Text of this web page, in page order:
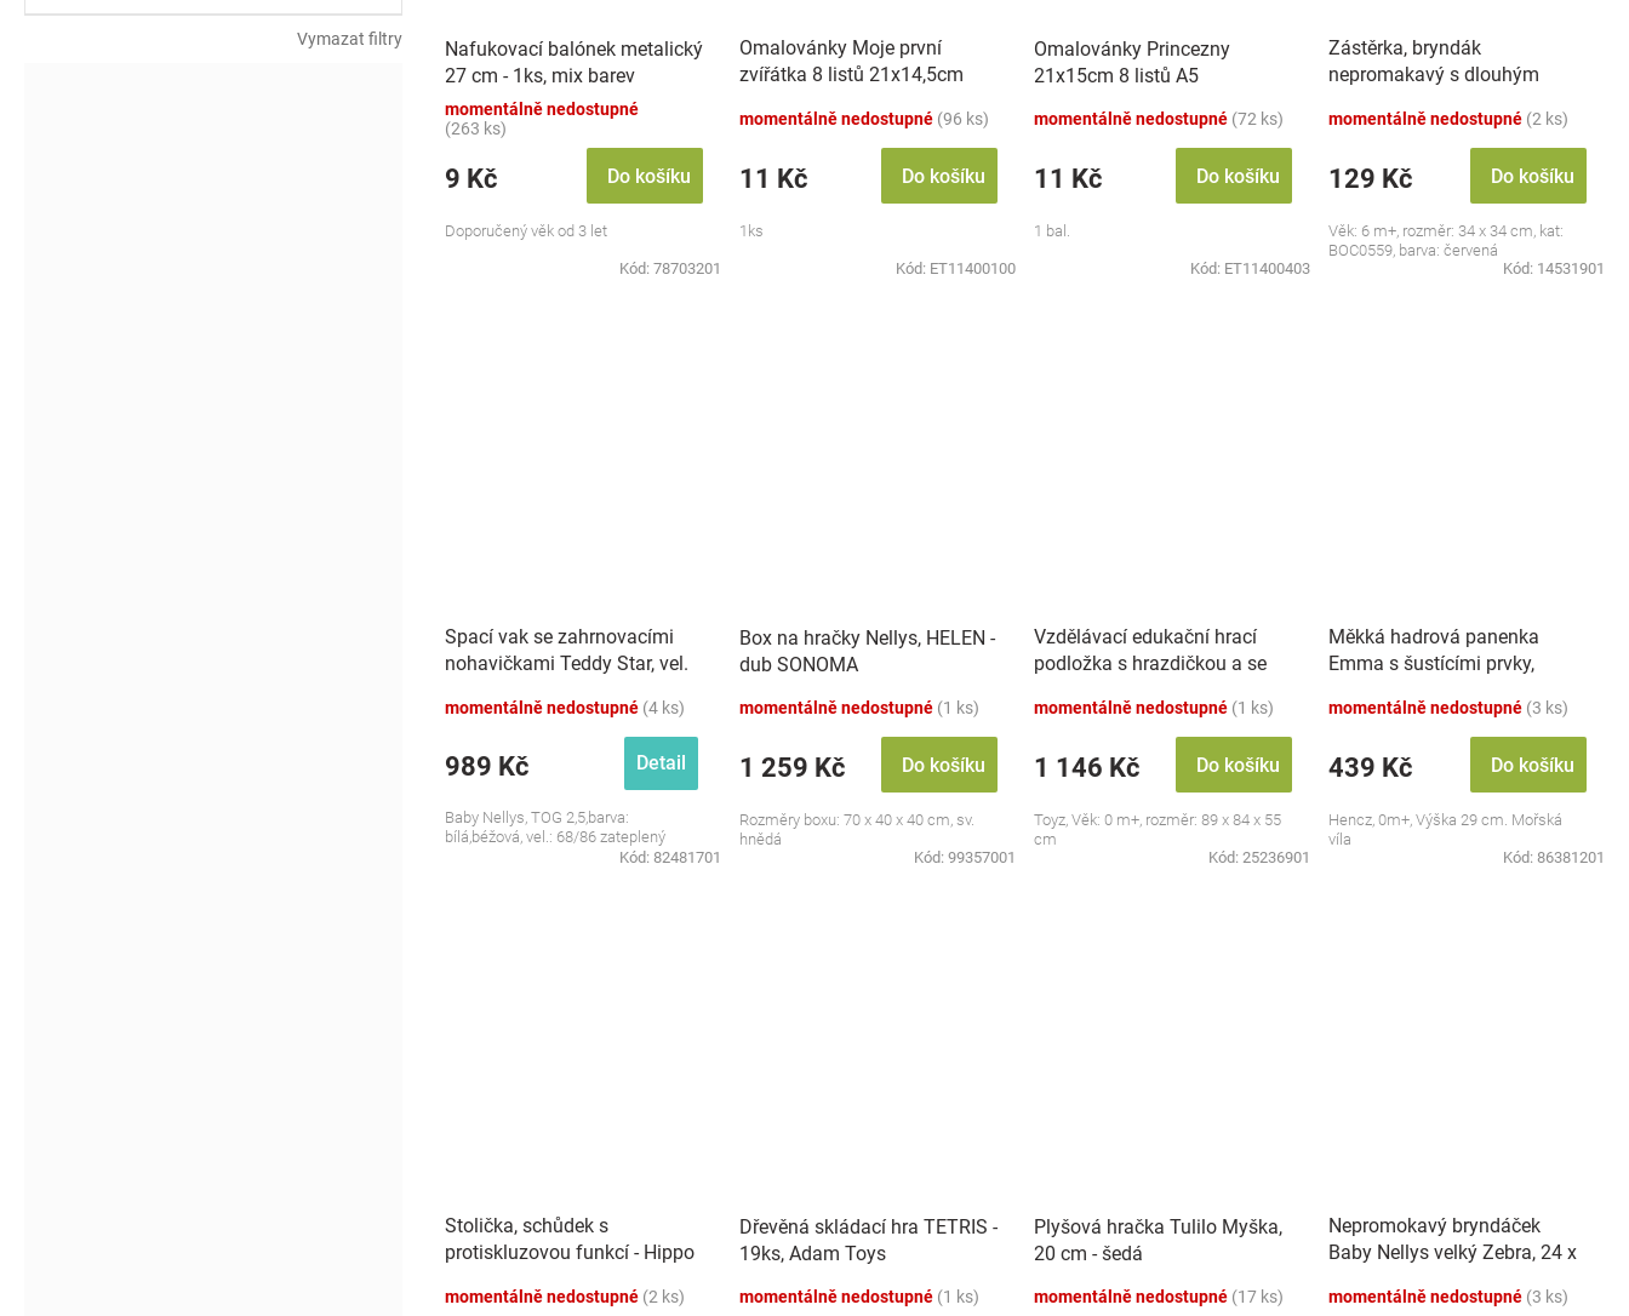
Vymazat filtry
Nafukovací balónek metalický
27 cm - 1ks, mix barev
momentálně nedostupné
(263 ks)
9 Kč Do košíku
Doporučený věk od 3 let
Kód: 78703201
Omalovánky Moje první
zvířátka 8 listů 21x14,5cm
momentálně nedostupné (96 ks)
11 Kč Do košíku
1ks
Kód: ET11400100
Omalovánky Princezny
21x15cm 8 listů A5
momentálně nedostupné (72 ks)
11 Kč Do košíku
1 bal.
Kód: ET11400403
Zástěrka, bryndák
nepromakavý s dlouhým
momentálně nedostupné (2 ks)
129 Kč Do košíku
Věk: 6 m+, rozměr: 34 x 34 cm, kat:
BOC0559, barva: červená
Kód: 14531901
Spací vak se zahrnovacími
nohavičkami Teddy Star, vel.
momentálně nedostupné (4 ks)
989 Kč Detail
Baby Nellys, TOG 2,5,barva:
bílá,béžová, vel.: 68/86 zateplený
Kód: 82481701
Box na hračky Nellys, HELEN -
dub SONOMA
momentálně nedostupné (1 ks)
1 259 Kč Do košíku
Rozměry boxu: 70 x 40 x 40 cm, sv.
hnědá
Kód: 99357001
Vzdělávací edukační hrací
podložka s hrazdičkou a se
momentálně nedostupné (1 ks)
1 146 Kč Do košíku
Toyz, Věk: 0 m+, rozměr: 89 x 84 x 55
cm
Kód: 25236901
Měkká hadrová panenka
Emma s šustícími prvky,
momentálně nedostupné (3 ks)
439 Kč Do košíku
Hencz, 0m+, Výška 29 cm. Mořská
víla
Kód: 86381201
Stolička, schůdek s
protiskluzovou funkcí - Hippo
momentálně nedostupné (2 ks)
Dřevěná skládací hra TETRIS -
19ks, Adam Toys
momentálně nedostupné (1 ks)
Plyšová hračka Tulilo Myška,
20 cm - šedá
momentálně nedostupné (17 ks)
Nepromokavý bryndáček
Baby Nellys velký Zebra, 24 x
momentálně nedostupné (3 ks)